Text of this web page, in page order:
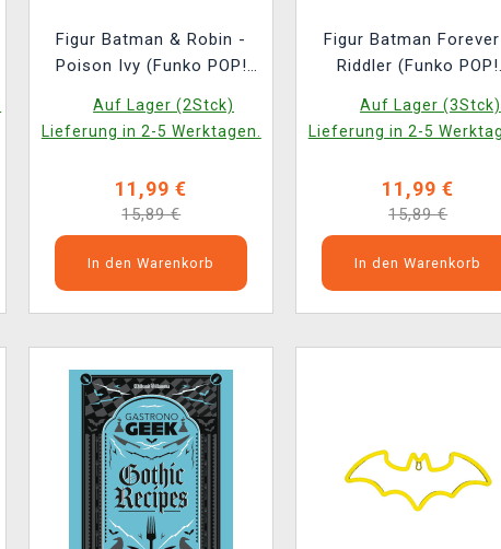
Figur Batman & Robin -
Poison Ivy (Funko POP!
Auf Lager (2Stck)
Lieferung in 2-5 Werktagen.
11,99 €
15,89 €
In den Warenkorb
Figur Batman
Riddler (Funko POP!
Auf Lager (3Stck)
Lieferung in 2-5
11,99 €
15,89 €
In den Warenkorb